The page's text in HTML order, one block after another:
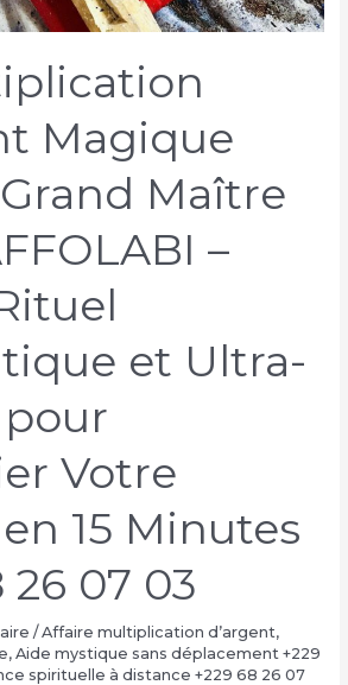
Magique
Maître
–
et Ultra-
Votre
15 Minutes
26 07 03
/Affaire multiplication d’argent,
, Aide mystique sans déplacement +229
spirituelle à distance +229 68 26 07